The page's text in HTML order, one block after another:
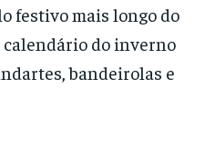
festivo mais longo do
do inverno
bandeirolas e